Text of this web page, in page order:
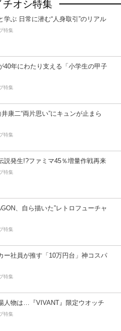
チオシ特集
学ぶ 日常に潜む“人身取引”のリアル
特集
40年にわたり支える「小学生の甲子
特集
康二“両片思い”にキュンが止まら
特集
説発生!?ファミマ45％増量作戦再来
特集
、自ら描いた”レトロフューチャ
特集
ー社員が推す「10万円台」神コスパ
特集
人物は…『VIVANT』限定ウオッチ
特集